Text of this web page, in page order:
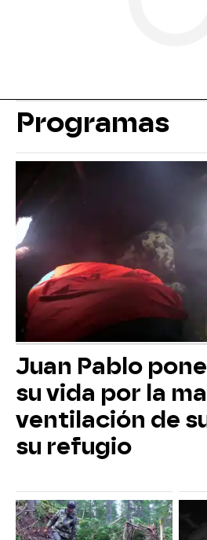
Programas
Juan Pablo
su vida por la
ventilación de
su refugio